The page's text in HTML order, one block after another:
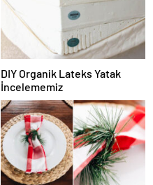
DIY Organik Lateks Yatak
İncelememiz